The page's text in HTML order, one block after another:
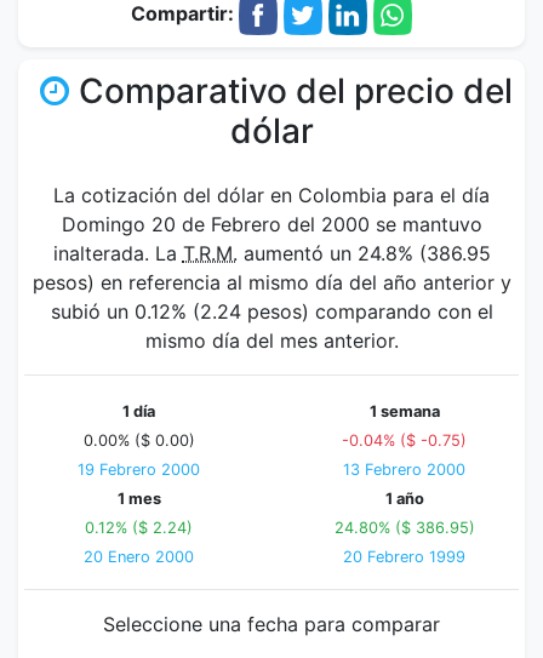
Compartir:
Comparativo del precio del
dólar
La cotización del dólar en Colombia para el día
Domingo 20 de Febrero del 2000 se mantuvo
inalterada. La T.R.M. aumentó un 24.8% (386.95
pesos) en referencia al mismo día del año anterior y
subió un 0.12% (2.24 pesos) comparando con el
mismo día del mes anterior.
1 día
0.00% ($ 0.00)
19 Febrero 2000
1 semana
-0.04% ($ -0.75)
13 Febrero 2000
1 mes
0.12% ($ 2.24)
20 Enero 2000
1 año
24.80% ($ 386.95)
20 Febrero 1999
Seleccione una fecha para comparar